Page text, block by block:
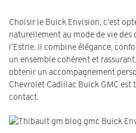
Choisir le Buick Envision, c’est
naturellement au mode de vie
l’Estrie. Il combine élégance,
un ensemble cohérent et
obtenir un accompagnement
Chevrolet Cadillac Buick GMC
contact.